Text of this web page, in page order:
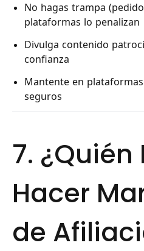
No hagas trampa
plataformas lo penalizan
Divulga contenido
confianza
Mantente en
seguros
7. ¿Quién
Hacer
de